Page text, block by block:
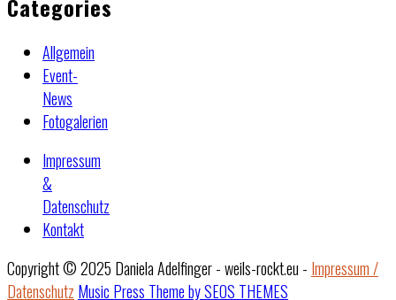
Categories
Allgemein
Event-
News
Fotogalerien
Impressum
&
Datenschutz
Kontakt
Copyright © 2025 Daniela Adelfinger - weils-rockt.eu - Impressum /
Datenschutz Music Press Theme by SEOS THEMES